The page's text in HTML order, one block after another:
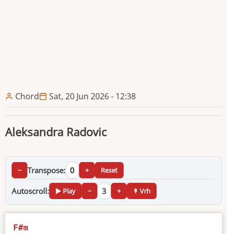
Chord Sat, 20 Jun 2026 - 12:38
Aleksandra Radovic
− Transpose: 0 + Reset
Autoscroll: ▶ Play − 3 + ↟ Vrh
F#m